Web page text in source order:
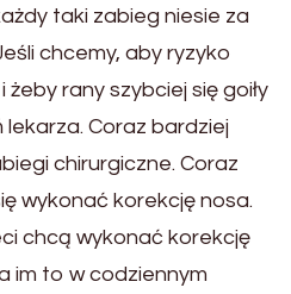
taki zabieg niesie za
chcemy, aby ryzyko
żeby rany szybciej się goiły
Coraz bardziej
chirurgiczne. Coraz
wykonać korekcję nosa.
chcą wykonać korekcję
im to w codziennym